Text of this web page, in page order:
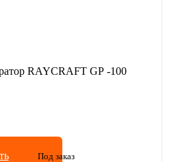
RAYCRAFT GP -100
Под заказ